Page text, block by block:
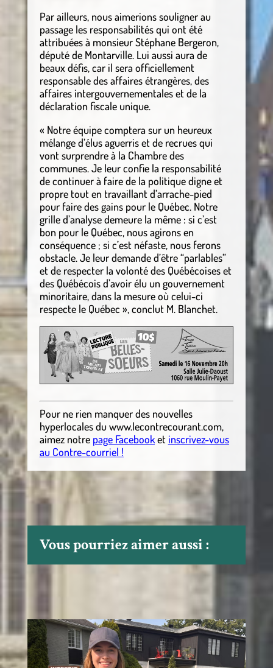
Par ailleurs, nous aimerions souligner au
passage les responsabilités qui ont été
attribuées à monsieur Stéphane Bergeron,
député de Montarville. Lui aussi aura de
beaux défis, car il sera officiellement
responsable des affaires étrangères, des
affaires intergouvernementales et de la
déclaration fiscale unique.
« Notre équipe comptera sur un heureux
mélange d’élus aguerris et de recrues qui
vont surprendre à la Chambre des
communes. Je leur confie la responsabilité
de continuer à faire de la politique digne et
propre tout en travaillant d’arrache-pied
pour faire des gains pour le Québec. Notre
grille d’analyse demeure la même : si c’est
bon pour le Québec, nous agirons en
conséquence ; si c’est néfaste, nous ferons
obstacle. Je leur demande d’être “parlables”
et de respecter la volonté des Québécoises et
des Québécois d’avoir élu un gouvernement
minoritaire, dans la mesure où celui-ci
respecte le Québec », conclut M. Blanchet.
Pour ne rien manquer des nouvelles
hyperlocalesdu www.lecontrecourant.com,
aimez notre page Facebooket inscrivez-vous
au Contre-courriel !
Vous pourriez aimer aussi :